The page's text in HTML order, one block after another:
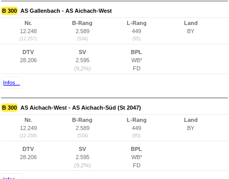
B 300 AS Gallenbach - AS Aichach-West
Nr.
12.248
(12.257)
B-Rang
2.589
(534)
L-Rang
449
(95)
Land
BY
DTV
28.206
SV
2.595
(9,2%)
BPL
WB*
FD
Infos...
B 300 AS Aichach-West - AS Aichach-Süd (St 2047)
Nr.
12.249
(12.258)
B-Rang
2.589
(534)
L-Rang
449
(95)
Land
BY
DTV
28.206
SV
2.595
(9,2%)
BPL
WB*
FD